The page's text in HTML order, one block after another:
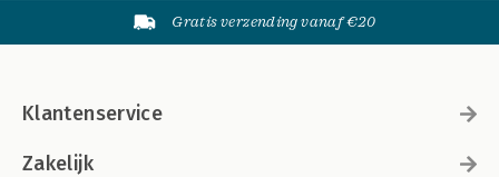
Gratis verzending vanaf €20
Klantenservice
Zakelijk